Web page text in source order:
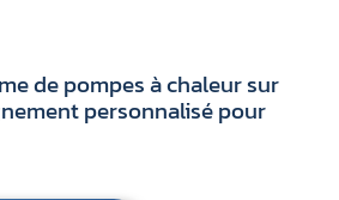
de pompes à chaleur sur
personnalisé pour